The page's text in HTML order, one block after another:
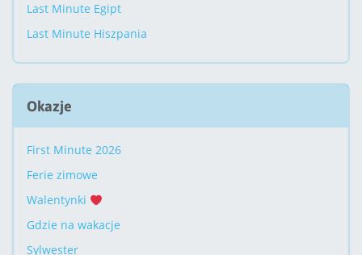
Last Minute Egipt
Last Minute Hiszpania
Okazje
First Minute 2026
Ferie zimowe
Walentynki
Gdzie na wakacje
Sylwester